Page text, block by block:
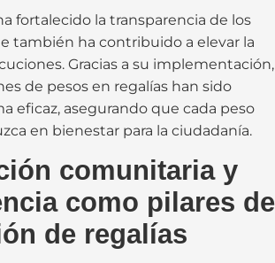
fortalecido la transparencia de los
también ha contribuido a elevar la
Gracias a su implementación,
de pesos en regalías han sido
eficaz, asegurando que cada peso
en bienestar para la ciudadanía.
comunitaria y
como pilares de
de regalías